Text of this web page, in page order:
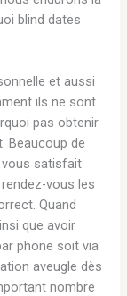
blind dates
et aussi
ils ne sont
pas obtenir
Beaucoup de
vous satisfait
vous les
Quand
que avoir
phone soit via
aveugle dès
nombre